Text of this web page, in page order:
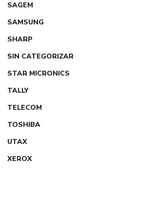
SAGEM
SAMSUNG
SHARP
SIN CATEGORIZAR
STAR MICRONICS
TALLY
TELECOM
TOSHIBA
UTAX
XEROX